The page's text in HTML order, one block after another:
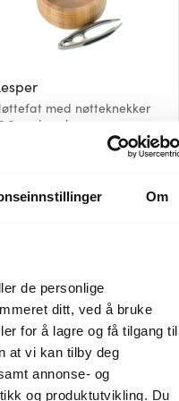
Om
de personlige
ditt, ved å bruke
for å lagre og få tilgang til
at vi kan tilby deg
annonse- og
og produktutvikling. Du
med nøtteknekker
cm bambus